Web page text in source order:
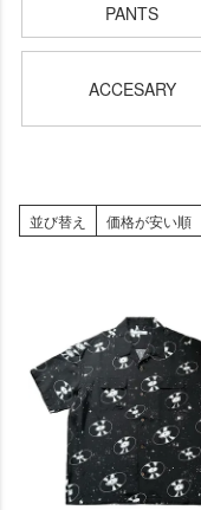
PANTS
ACCESARY
並び替え 価格が安い順